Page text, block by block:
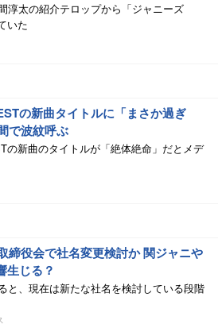
淳太の紹介テロップから「ジャニーズ
いた
の新曲タイトルに「まさか過ぎ
で波紋呼ぶ
の新曲のタイトルが「絶体絶命」だとメデ
締役会で社名変更検討か 関ジャニや
生じる？
と、現在は新たな社名を検討している段階